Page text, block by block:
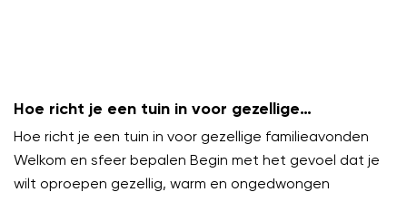
Hoe richt je een tuin in voor gezellige
familieavonden?
Hoe richt je een tuin in voor gezellige familieavonden
Welkom en sfeer bepalen Begin met het gevoel dat je
wilt oproepen gezellig, warm en ongedwongen